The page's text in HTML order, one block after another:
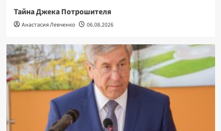
Тайна Джека Потрошителя
Анастасия Левченко 06.08.2026